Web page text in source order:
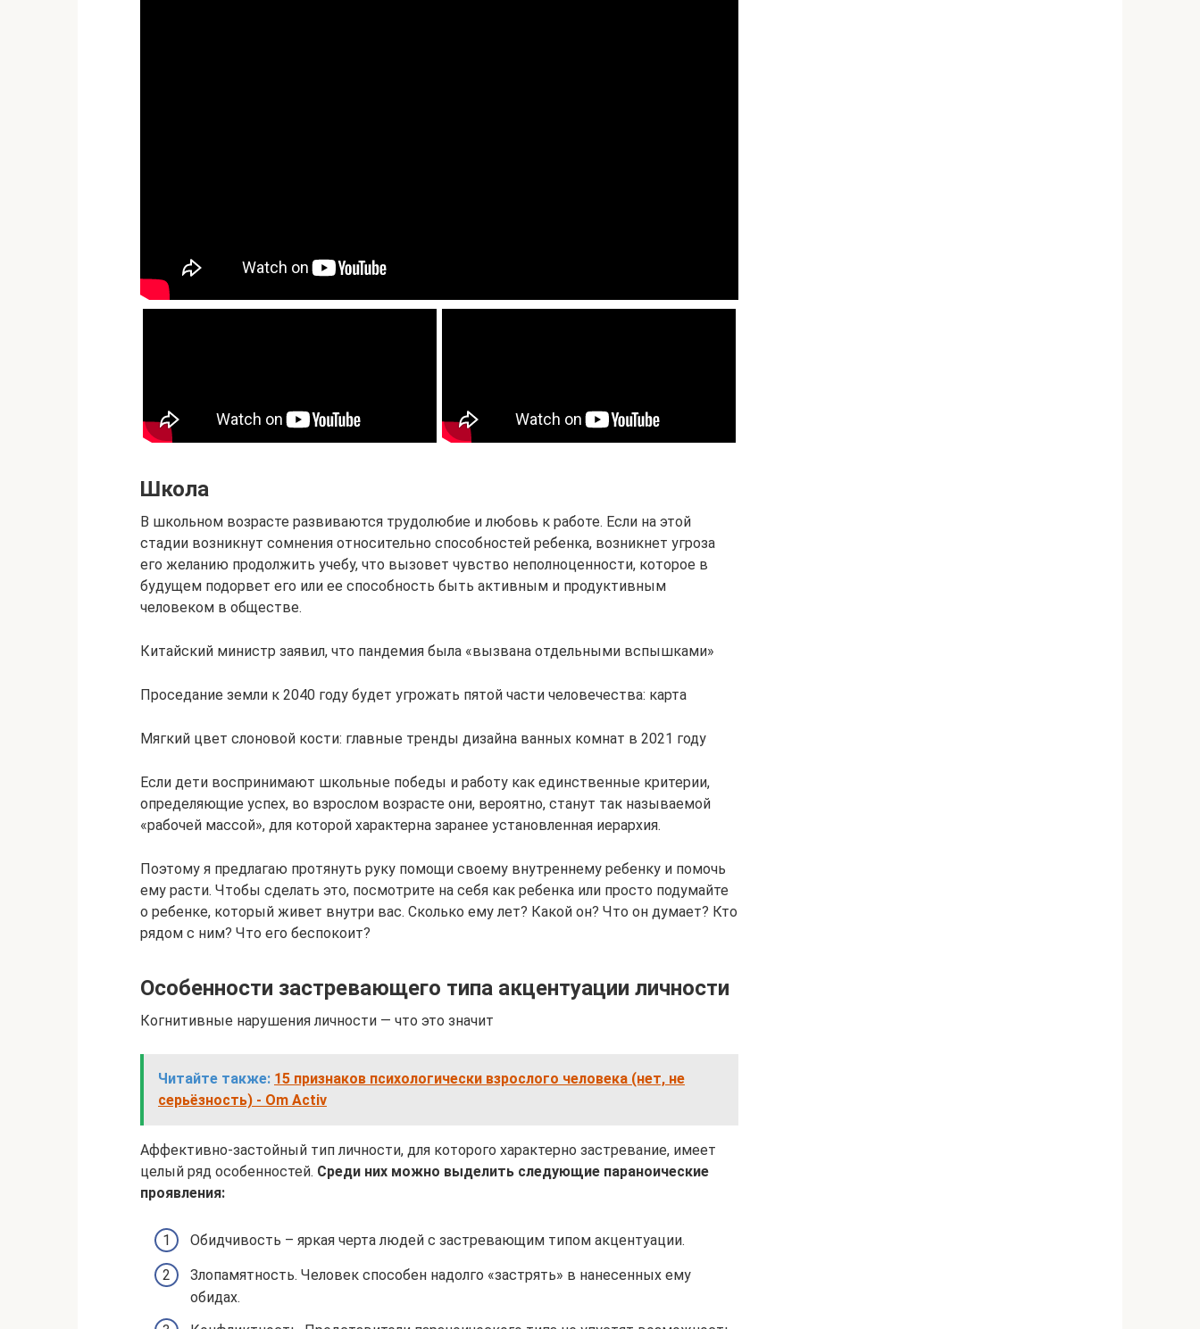
Школа
В школьном возрасте развиваются трудолюбие и любовь к работе. Если на этой
стадии возникнут сомнения относительно способностей ребенка, возникнет угроза
его желанию продолжить учебу, что вызовет чувство неполноценности, которое в
будущем подорвет его или ее способность быть активным и продуктивным
человеком в обществе.
Китайский министр заявил, что пандемия была «вызвана отдельными вспышками»
Проседание земли к 2040 году будет угрожать пятой части человечества: карта
Мягкий цвет слоновой кости: главные тренды дизайна ванных комнат в 2021 году
Если дети воспринимают школьные победы и работу как единственные критерии,
определяющие успех, во взрослом возрасте они, вероятно, станут так называемой
«рабочей массой», для которой характерна заранее установленная иерархия.
Поэтому я предлагаю протянуть руку помощи своему внутреннему ребенку и помочь
ему расти. Чтобы сделать это, посмотрите на себя как ребенка или просто подумайте
о ребенке, который живет внутри вас. Сколько ему лет? Какой он? Что он думает? Кто
рядом с ним? Что его беспокоит?
Особенности застревающего типа акцентуации личности
Когнитивные нарушения личности — что это значит
Читайте также: 15 признаков психологически взрослого человека (нет, не
серьёзность) - Om Activ
Аффективно-застойный тип личности, для которого характерно застревание, имеет
целый ряд особенностей. Среди них можно выделить следующие параноические
проявления:
Обидчивость – яркая черта людей с застревающим типом акцентуации.
Злопамятность. Человек способен надолго «застрять» в нанесенных ему
обидах.